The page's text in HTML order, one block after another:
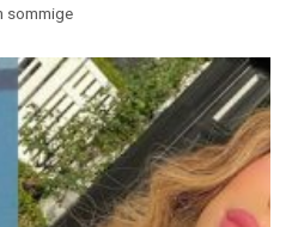
sommige